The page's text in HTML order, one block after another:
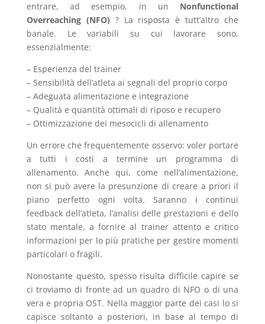
entrare, ad esempio, in un Nonfunctional
Overreaching (NFO) ? La risposta è tutt’altro che
banale. Le variabili su cui lavorare sono,
essenzialmente:
– Esperienza del trainer
– Sensibilità dell’atleta ai segnali del proprio corpo
– Adeguata alimentazione e integrazione
– Qualità e quantità ottimali di riposo e recupero
– Ottimizzazione dei mesocicli di allenamento
Un errore che frequentemente osservo: voler portare
a tutti i costi a termine un programma di
allenamento. Anche qui, come nell’alimentazione,
non si può avere la presunzione di creare a priori il
piano perfetto ogni volta. Saranno i continui
feedback dell’atleta, l’analisi delle prestazioni e dello
stato mentale, a fornire al trainer attento e critico
informazioni per lo più pratiche per gestire momenti
particolari o fragili.
Nonostante questo, spesso risulta difficile capire se
ci troviamo di fronte ad un quadro di NFO o di una
vera e propria OST. Nella maggior parte dei casi lo si
capisce soltanto a posteriori, in base al tempo di